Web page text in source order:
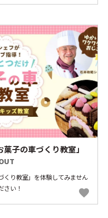
子の車づくり教室」
くり教室」を体験してみません
さい！
favorite